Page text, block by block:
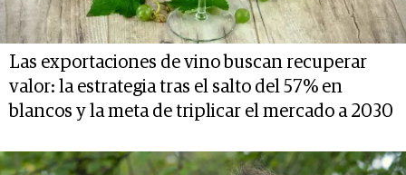
Las exportaciones de vino buscan recuperar
valor: la estrategia tras el salto del 57% en
blancos y la meta de triplicar el mercado a 2030